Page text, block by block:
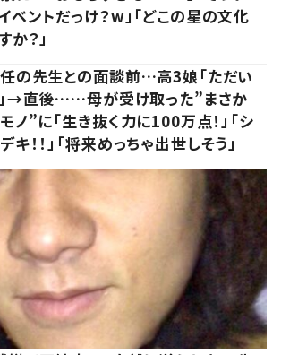
ベントだっけ？w」「どこの星の文化
か？」
の先生との面談前…高3娘「ただい
→直後……母が受け取った”まさか
ノ”に「生き抜く力に100万点！」「シ
キ！！」「将来めっちゃ出世しそう」